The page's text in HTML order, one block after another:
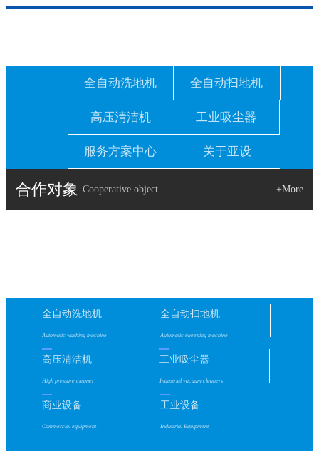
全自动洗地机 全自动扫地机
高压清洁机 工业吸尘器
服务方案中心 关于亚设
合作对象 Cooperative object +More
全自动洗地机
Automatic washing machine
全自动扫地机
Automatic sweeping machine
高压清洁机
High pressure cleaner
工业吸尘器
Industrial vacuum cleaners
商业设备
Commercial equipment
工业设备
Industrial Equipment